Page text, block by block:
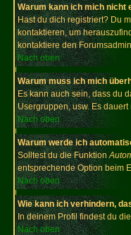
Warum kann ich mich nicht
Hast du dich registriert? Du
kontaktieren, um
kontaktiere den
Nach oben
Warum muss ich mich
Es kann auch sein, dass du
Usergruppen, usw. Es
Nach oben
Warum werde ich
Solltest du die Funktion
entsprechende Option beim
Nach oben
Wie kann ich verhindern,
In deinem Profil findest du
Nach oben